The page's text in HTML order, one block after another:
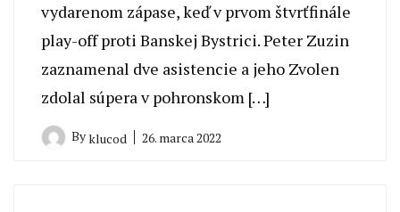
vydarenom zápase, keď v prvom štvrťfinále
play-off proti Banskej Bystrici. Peter Zuzin
zaznamenal dve asistencie a jeho Zvolen
zdolal súpera v pohronskom […]
Byklucod 26. marca 2022